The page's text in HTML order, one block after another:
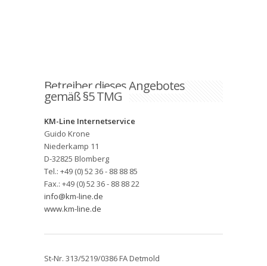
Betreiber dieses Angebotes
gemäß §5 TMG
KM-Line Internetservice
Guido Krone
Niederkamp 11
D-32825 Blomberg
Tel.: +49 (0) 52 36 - 88 88 85
Fax.: +49 (0) 52 36 - 88 88 22
info@km-line.de
www.km-line.de
St-Nr. 313/5219/0386 FA Detmold